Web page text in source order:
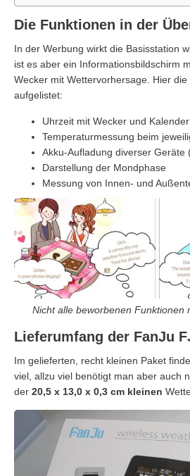
Die Funktionen in der
In der Werbung wirkt die Basisstation
ist es aber ein Informationsbildschirm
Wecker mit Wettervorhersage. Hier
aufgelistet:
Uhrzeit mit Wecker und Kalender
Temperaturmessung beim
Akku-Aufladung diverser Geräte
Darstellung der Mondphase
Messung von Innen- und
Nicht alle beworbenen Funktionen
Lieferumfang der FanJu
Im gelieferten, recht kleinen Paket
viel, allzu viel benötigt man aber auch
der 20,5 x 13,0 x 0,3 cm kleinen